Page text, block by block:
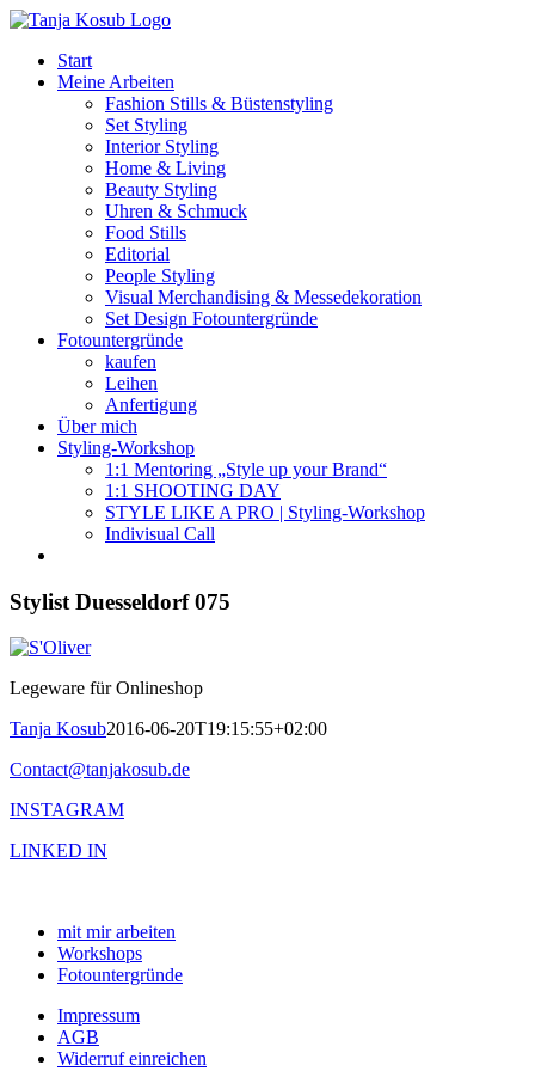
Zum
springenStart
Meine Arbeiten
Fashion Stills & Büstenstyling
Set Styling
Interior Styling
Home & Living
Beauty Styling
Uhren & Schmuck
Food Stills
Editorial
People Styling
Visual Merchandising & Messedekoration
Set Design Fotountergründe
Fotountergründe
kaufen
Leihen
Anfertigung
Über mich
Styling-Workshop
1:1 Mentoring „Style up your Brand“
1:1 SHOOTING DAY
STYLE LIKE A PRO | Styling-Workshop
Indivisual Call
Stylist Duesseldorf 075
Legeware für Onlineshop
Tanja Kosub2016-06-20T19:15:55+02:00
Contact@tanjakosub.de
INSTAGRAM
LINKED IN
mit mir arbeiten
Workshops
Fotountergründe
Impressum
AGB
Widerruf einreichen